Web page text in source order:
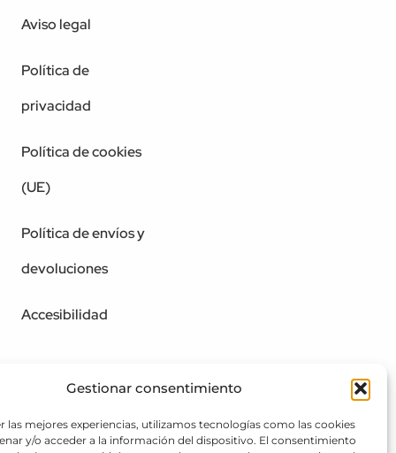
Gestionar consentimiento
las mejores experiencias, utilizamos tecnologías como las cookies
y/o acceder a la información del dispositivo. El consentimiento
Aviso legal
Política de
privacidad
Política de cookies
(UE)
Política de envíos y
devoluciones
Accesibilidad